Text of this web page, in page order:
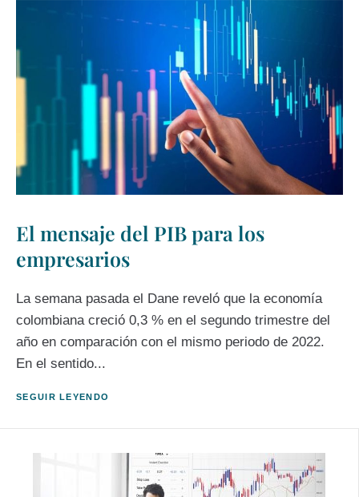
El mensaje del PIB para los
empresarios
La semana pasada el Dane reveló que la economía
colombiana creció 0,3 % en el segundo trimestre del
año en comparación con el mismo periodo de 2022.
En el sentido...
SEGUIR LEYENDO